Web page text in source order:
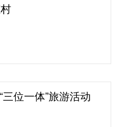
位一体”旅游活动